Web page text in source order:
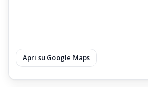
Apri su Google Maps